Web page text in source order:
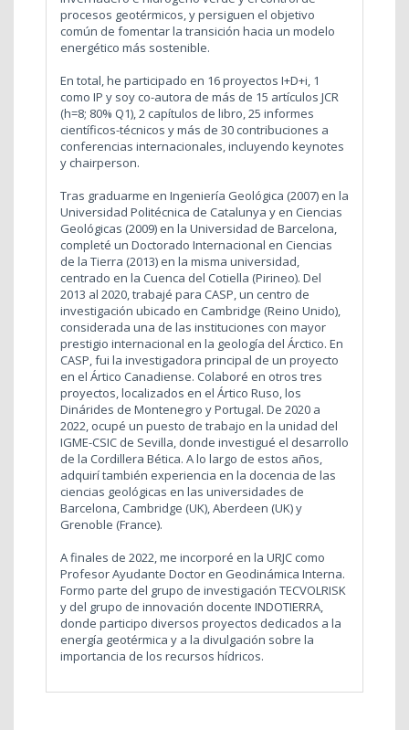
procesos geotérmicos, y persiguen el objetivo
común de fomentar la transición hacia un modelo
energético más sostenible.
En total, he participado en 16 proyectos I+D+i, 1
como IP y soy co-autora de más de 15 artículos JCR
(h=8; 80% Q1), 2 capítulos de libro, 25 informes
científicos-técnicos y más de 30 contribuciones a
conferencias internacionales, incluyendo keynotes
y chairperson.
Tras graduarme en Ingeniería Geológica (2007) en la
Universidad Politécnica de Catalunya y en Ciencias
Geológicas (2009) en la Universidad de Barcelona,
completé un Doctorado Internacional en Ciencias
de la Tierra (2013) en la misma universidad,
centrado en la Cuenca del Cotiella (Pirineo). Del
2013 al 2020, trabajé para CASP, un centro de
investigación ubicado en Cambridge (Reino Unido),
considerada una de las instituciones con mayor
prestigio internacional en la geología del Árctico. En
CASP, fui la investigadora principal de un proyecto
en el Ártico Canadiense. Colaboré en otros tres
proyectos, localizados en el Ártico Ruso, los
Dinárides de Montenegro y Portugal. De 2020 a
2022, ocupé un puesto de trabajo en la unidad del
IGME-CSIC de Sevilla, donde investigué el desarrollo
de la Cordillera Bética. A lo largo de estos años,
adquirí también experiencia en la docencia de las
ciencias geológicas en las universidades de
Barcelona, Cambridge (UK), Aberdeen (UK) y
Grenoble (France).
A finales de 2022, me incorporé en la URJC como
Profesor Ayudante Doctor en Geodinámica Interna.
Formo parte del grupo de investigación TECVOLRISK
y del grupo de innovación docente INDOTIERRA,
donde participo diversos proyectos dedicados a la
energía geotérmica y a la divulgación sobre la
importancia de los recursos hídricos.